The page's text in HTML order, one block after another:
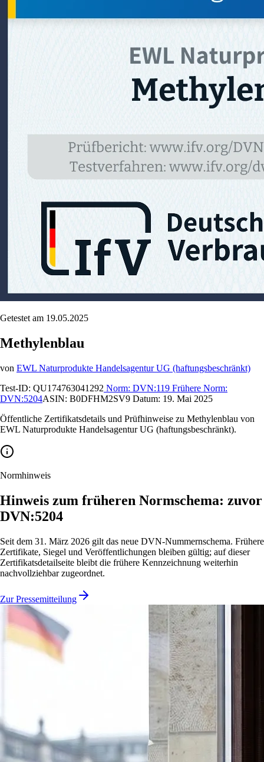
Getestet am 19.05.2025
Methylenblau
von EWL Naturprodukte Handelsagentur UG (haftungsbeschränkt)
Test-ID: QU174763041292 Norm: DVN:119 Frühere Norm:
DVN:5204ASIN: B0DFHM2SV9 Datum: 19. Mai 2025
Öffentliche Zertifikatsdetails und Prüfhinweise zu Methylenblau von
EWL Naturprodukte Handelsagentur UG (haftungsbeschränkt).
Normhinweis
Hinweis zum früheren Normschema: zuvor
DVN:5204
Seit dem 31. März 2026 gilt das neue DVN-Nummernschema. Frühere
Zertifikate, Siegel und Veröffentlichungen bleiben gültig; auf dieser
Zertifikatsdetailseite bleibt die frühere Kennzeichnung weiterhin
nachvollziehbar zugeordnet.
Zur Pressemitteilung